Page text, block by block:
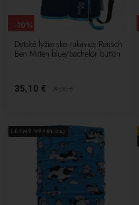
Detské lyžiarske rukavice Reusch
Ben Mitten blue/bachelor button
35,10 € 39,00€
-10%
LETNÝ VÝPREDAJ